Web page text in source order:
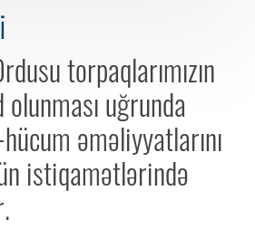
torpaqlarımızın
uğrunda
əməliyyatlarını
istiqamətlərində